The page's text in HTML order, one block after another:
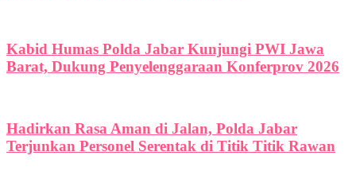
Kabid Humas Polda Jabar Kunjungi PWI Jawa
Barat, Dukung Penyelenggaraan Konferprov 2026
Hadirkan Rasa Aman di Jalan, Polda Jabar
Terjunkan Personel Serentak di Titik Titik Rawan